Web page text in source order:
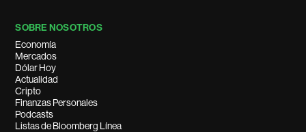
SOBRE NOSOTROS
Economía
Mercados
Dólar Hoy
Actualidad
Cripto
Finanzas Personales
Podcasts
Listas de Bloomberg Línea